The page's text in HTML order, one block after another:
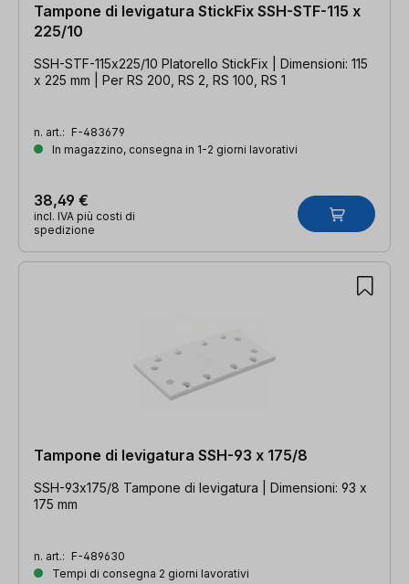
Tampone di levigatura StickFix SSH-STF-115 x
225/10
SSH-STF-115x225/10 Platorello StickFix | Dimensioni: 115
x 225 mm | Per RS 200, RS 2, RS 100, RS 1
n. art.: F-483679
In magazzino, consegna in 1-2 giorni lavorativi
38,49 €
incl. IVA più costi di
spedizione
Tampone di levigatura SSH-93 x 175/8
SSH-93x175/8 Tampone di levigatura | Dimensioni: 93 x
175 mm
n. art.: F-489630
Tempi di consegna 2 giorni lavorativi